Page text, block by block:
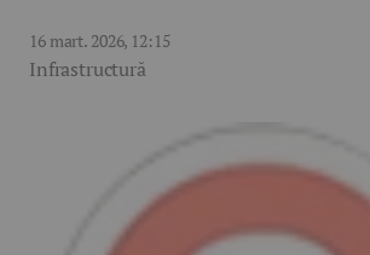
16 mart. 2026, 12:15
Infrastructură